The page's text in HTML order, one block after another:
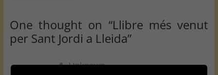
One thought on “Llibre més venut
per Sant Jordi a Lleida”
Unknown